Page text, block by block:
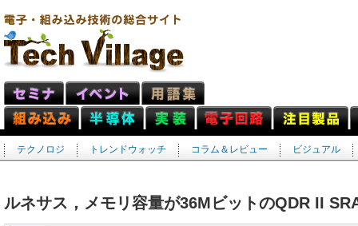
テクノロジ トレンドウォッチ コラム＆レビュー ビジュアル
ルネサス，メモリ容量が36MビットのQDR II